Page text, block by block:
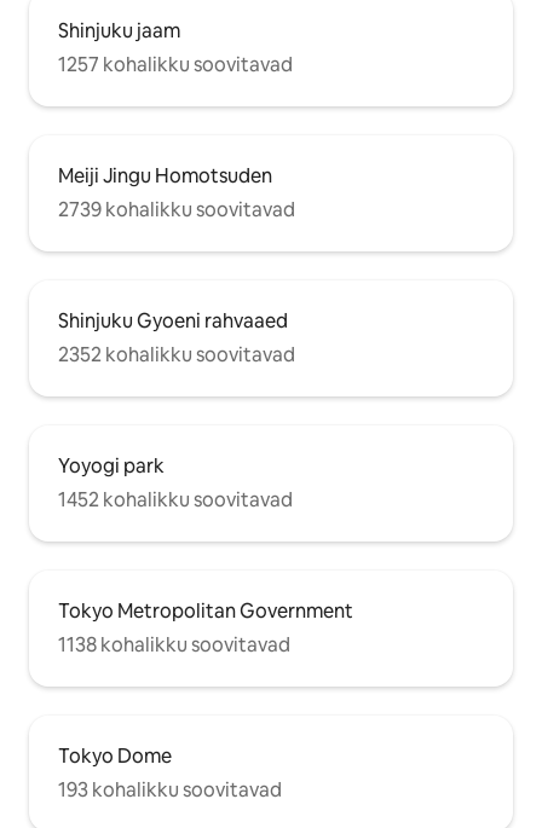
Ümbritsevad vaatamisväärsused 7-
minutilise jalutuskäigu kaugusel: Shinjuku
Kabukicho Erinevad erirestoranid ja
kohvikud Esmatarbekaupade pood ja
Quijote Shinjuku pood Korea Town (Shin-
Okubo) Hanazono-jinja pühamu Shinjuku
Golden Gai
Shinjuku jaam
1257 kohalikku soovitavad
Meiji Jingu Homotsuden
2739 kohalikku soovitavad
Shinjuku Gyoeni rahvaaed
2352 kohalikku soovitavad
Yoyogi park
1452 kohalikku soovitavad
Tokyo Metropolitan Government
1138 kohalikku soovitavad
Tokyo Dome
193 kohalikku soovitavad